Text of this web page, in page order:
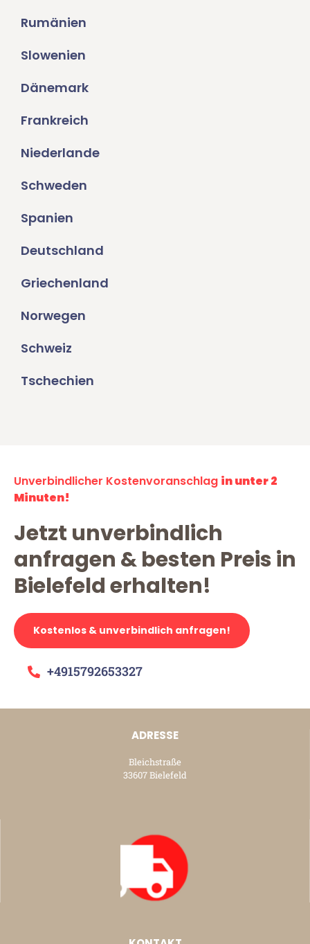
Rumänien
Slowenien
Dänemark
Frankreich
Niederlande
Schweden
Spanien
Deutschland
Griechenland
Norwegen
Schweiz
Tschechien
Unverbindlicher Kostenvoranschlag in unter 2
Minuten!
Jetzt unverbindlich
anfragen & besten Preis in
Bielefeld erhalten!
Kostenlos & unverbindlich anfragen!
+4915792653327
ADRESSE
Bleichstraße
33607 Bielefeld